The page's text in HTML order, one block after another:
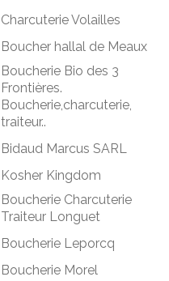
Charcuterie Volailles
Boucher hallal de Meaux
Boucherie Bio des 3
Frontières.
Boucherie,charcuterie,
traiteur..
Bidaud Marcus SARL
Kosher Kingdom
Boucherie Charcuterie
Traiteur Longuet
Boucherie Leporcq
Boucherie Morel